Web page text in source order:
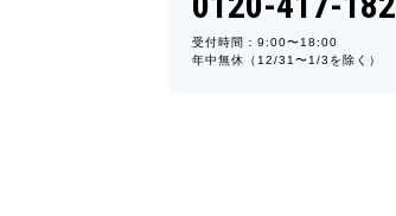
受付時間：9:00〜18:00
年中無休（12/31〜1/3を除く）